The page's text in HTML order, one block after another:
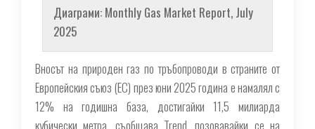
Диаграми: Monthly Gas Market Report, July
2025
Вносът на природен газ по тръбопроводи в страните от
Европейския съюз (ЕС) през юни 2025 година е намалял с
12% на годишна база, достигайки 11,5 милиарда
кубически метра, съобщава Trend, позовавайки се на